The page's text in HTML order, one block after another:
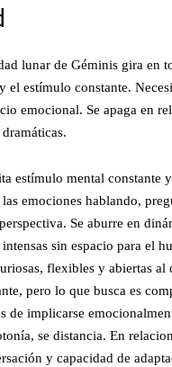
lunar de Géminis gira en
el estímulo constante.
emocional. Se apaga en
estímulo mental constante
emociones hablando,
Se aburre en
sin espacio para el
flexibles y abiertas al
pero lo que busca es
de implicarse
se distancia. En
y capacidad de